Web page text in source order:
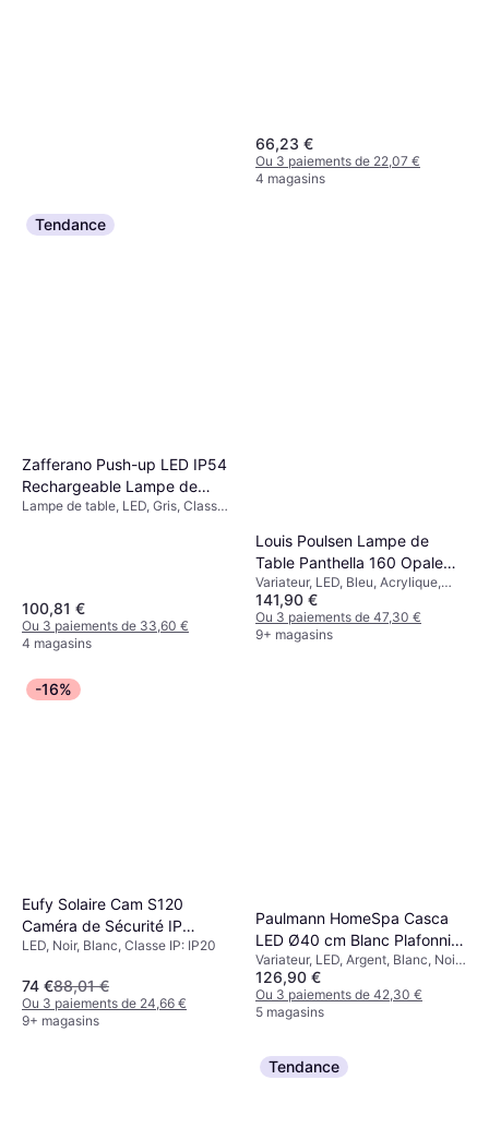
Terra Da Esterni Lola 110 cm
Cable Exterior Bianco Lampe
sur Pied
LED, Blanc, Transparent
80,29 €
66,23 €
Ou 3 paiements de 22,07 €
4 magasins
Tendance
Zafferano Push-up LED IP54
Rechargeable Lampe de
table
Lampe de table, LED, Gris, Classe
100,81 €
Ou 3 paiements de 33,60 €
4 magasins
Louis Poulsen Lampe de
Table Panthella 160 Opale
Bleu Pâle
Variateur, LED, Bleu, Acrylique,
Métal, Classe IP: IP44
141,90 €
Ou 3 paiements de 47,30 €
9+ magasins
-16%
Eufy Solaire Cam S120
Caméra de Sécurité IP
Applique murale
LED, Noir, Blanc, Classe IP: IP20
74 €88,01 €
Ou 3 paiements de 24,66 €
9+ magasins
Paulmann HomeSpa Casca
LED Ø40 cm Blanc Plafonnier
40cm
Variateur, LED, Argent, Blanc, Noir,
Métal, Classe IP: IP20
126,90 €
Ou 3 paiements de 42,30 €
5 magasins
Tendance